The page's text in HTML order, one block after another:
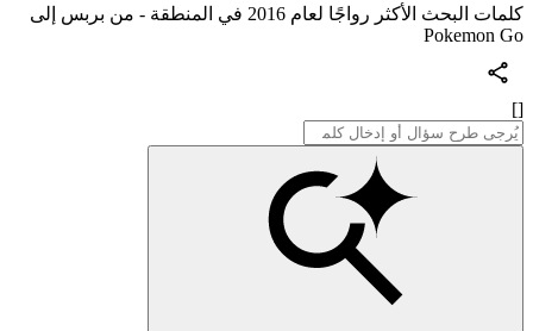
كلمات البحث الأكثر رواجًا لعام 2016 في المنطقة - من بربس إلى
Pokemon Go
[]